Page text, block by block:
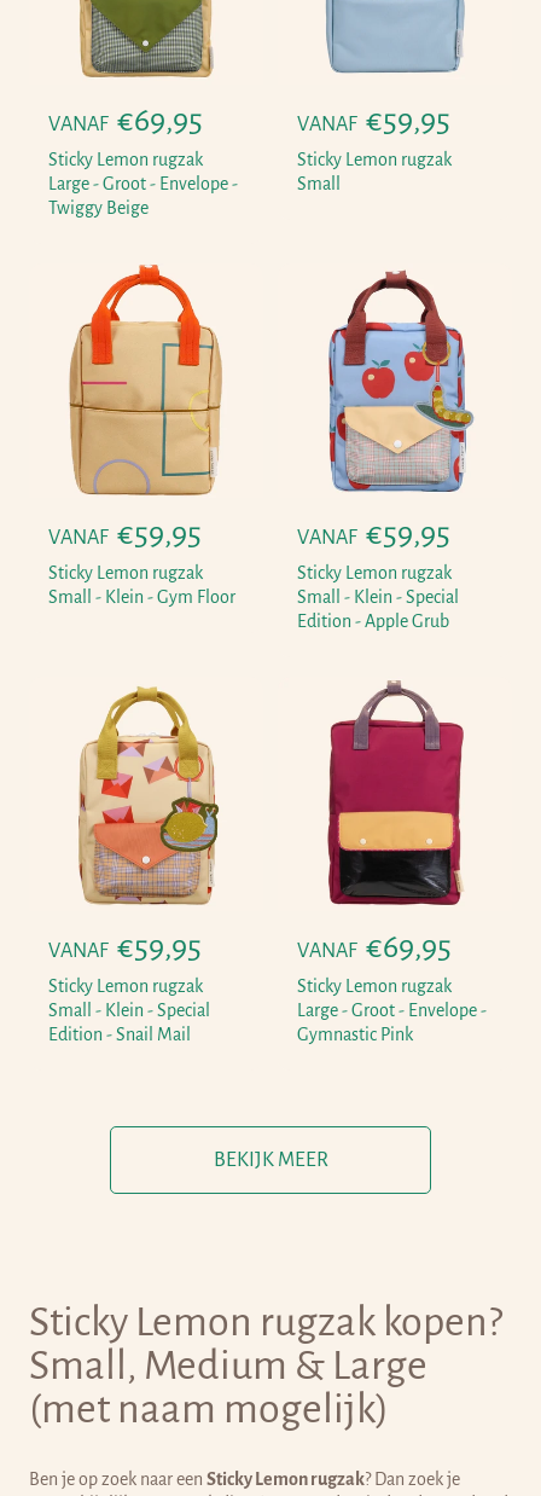
N
o
r
m
VANAF €69,95
Sticky Lemon rugzak
Large - Groot - Envelope -
Twiggy Beige
N
o
r
VANAF €59,95
Sticky Lemon rugzak
Small
N
o
r
VANAF €59,95
Sticky Lemon rugzak
Small - Klein - Gym Floor
N
o
r
m
VANAF €59,95
Sticky Lemon rugzak
Small - Klein - Special
Edition - Apple Grub
N
o
r
m
s
VANAF €59,95
Sticky Lemon rugzak
Small - Klein - Special
Edition - Snail Mail
N
o
r
m
e
p
s
VANAF €69,95
Sticky Lemon rugzak
Large - Groot - Envelope -
Gymnastic Pink
BEKIJK MEER
Sticky Lemon rugzak kopen?
Small, Medium & Large
(met naam mogelijk)
Ben je op zoek naar een Sticky Lemon rugzak? Dan zoek je